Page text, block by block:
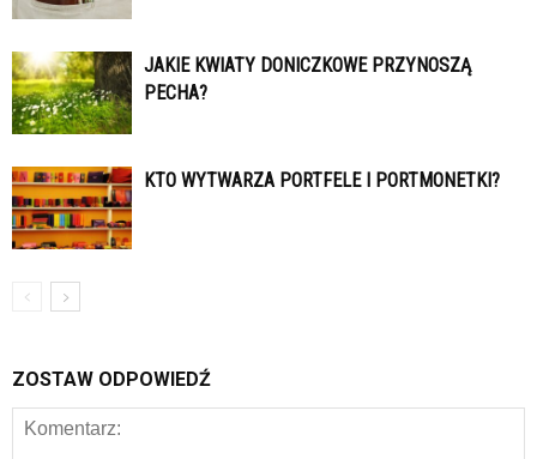
JAKIE KWIATY DONICZKOWE PRZYNOSZĄ
PECHA?
KTO WYTWARZA PORTFELE I PORTMONETKI?
ZOSTAW ODPOWIEDŹ